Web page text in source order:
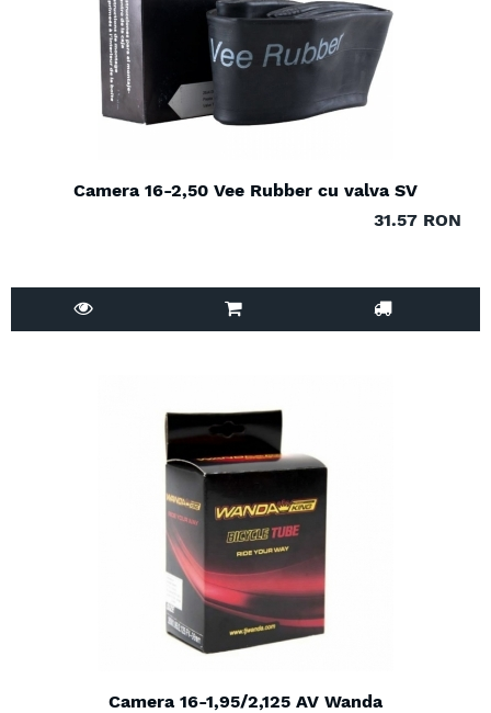
Camera 16-2,50 Vee Rubber cu valva SV
31.57 RON
Camera 16-1,95/2,125 AV Wanda